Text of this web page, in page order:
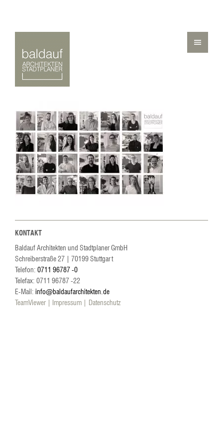
KONTAKT
Baldauf Architekten und Stadtplaner GmbH
Schreiberstraße 27| 70199Stuttgart
Telefon: 0711 96787 -0
Telefax: 0711 96787 -22
E-Mail: info@baldaufarchitekten.de
TeamViewer
Impressum Datenschutz